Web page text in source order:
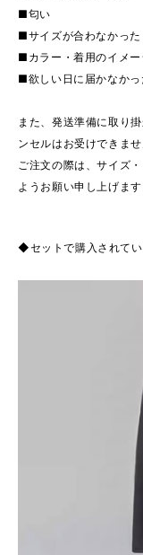
■匂い
■サイズが合わなかった
■カラー・着用のイメー
■欲しい日に届かなかっ
また、発送準備に取り
ンセルはお受けできませ
ご注文の際は、サイズ
ようお願い申し上げます
◆セットで購入されて